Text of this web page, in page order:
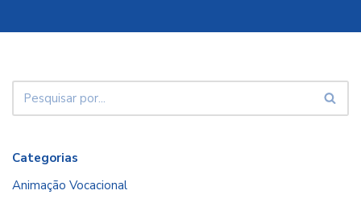
Categorias
Animação Vocacional